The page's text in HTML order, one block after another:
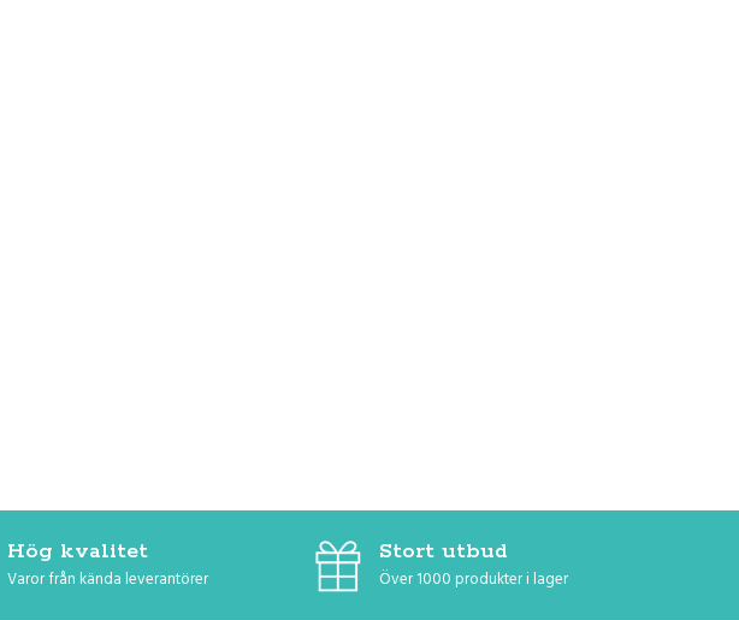
Hög kvalitet
Varor från kända leverantörer
Stort utbud
Över 1000 produkter i lager